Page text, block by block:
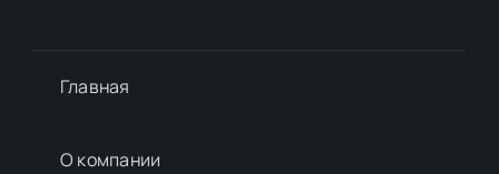
Главная
О компании